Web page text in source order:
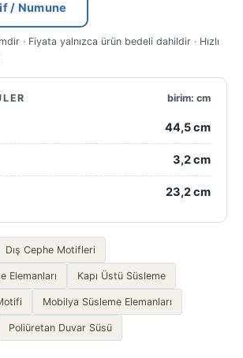
/ Numune
· Fiyata yalnızca ürün bedeli dahildir · Hızlı
birim: cm
44,5 cm
3,2 cm
23,2 cm
Dış Cephe Motifleri
Elemanları Kapı Üstü Süsleme
Mobilya Süsleme Elemanları
Poliüretan Duvar Süsü